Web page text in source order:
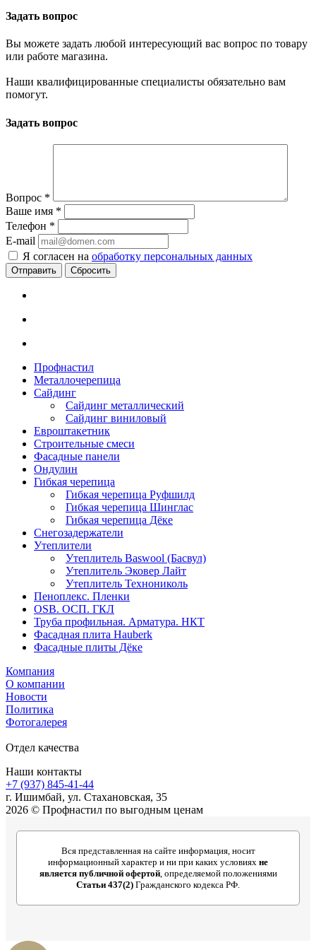
Задать вопрос
Вы можете задать любой интересующий вас вопрос по товару
или работе магазина.
Наши квалифицированные специалисты обязательно вам
помогут.
Задать вопрос
Вопрос *
Ваше имя *
Телефон *
E-mail
Я согласен на обработку персональных данных
Сбросить
Профнастил
Металлочерепица
Сайдинг
Сайдинг металлический
Сайдинг виниловый
Евроштакетник
Строительные смеси
Фасадные панели
Ондулин
Гибкая черепица
Гибкая черепица Руфшилд
Гибкая черепица Шинглас
Гибкая черепица Дёке
Снегозадержатели
Утеплители
Утеплитель Baswool (Басвул)
Утеплитель Эковер Лайт
Утеплитель Технониколь
Пеноплекс. Пленки
OSB. ОСП. ГКЛ
Труба профильная. Арматура. НКТ
Фасадная плита Hauberk
Фасадные плиты Дёке
Компания
О компании
Новости
Политика
Фотогалерея
Отдел качества
Наши контакты
+7 (937) 845-41-44
г. Ишимбай, ул. Стахановская, 35
2026 © Профнастил по выгодным ценам
Вся представленная на сайте информация, носит
информационный характер и ни при каких условиях не
является публичной офертой, определяемой положениями
Статьи 437(2) Гражданского кодекса РФ.